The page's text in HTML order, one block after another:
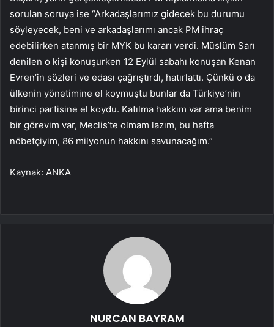
sorulan soruya ise “Arkadaşlarımız gidecek bu durumu
söyleyecek, beni ve arkadaşlarımı ancak PM ihraç
edebilirken atanmış bir MYK bu kararı verdi. Müslüm Sarı
denilen o kişi konuşurken 12 Eylül sabahı konuşan Kenan
Evren’in sözleri ve edası çağrıştırdı, hatırlattı. Çünkü o da
ülkenin yönetimine el koymuştu bunlar da Türkiye’nin
birinci partisine el koydu. Katılma hakkım var ama benim
bir görevim var, Meclis’te olmam lazım, bu hafta
nöbetçiyim, 86 milyonun hakkını savunacağım.”
Kaynak: ANKA
NURCAN BAYRAM